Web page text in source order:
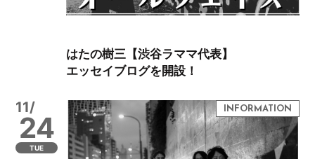
はたの樹三【渋谷ラママ代表】
エッセイブログを開設！
11/
24
TUE